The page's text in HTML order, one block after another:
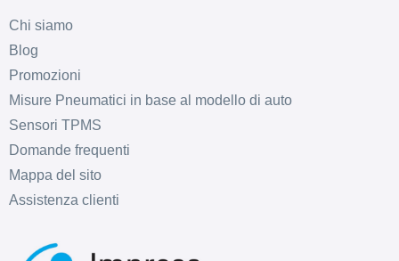
D
Chi siamo
Blog
Promozioni
Misure Pneumatici in base al modello di auto
Sensori TPMS
Domande frequenti
Mappa del sito
Assistenza clienti